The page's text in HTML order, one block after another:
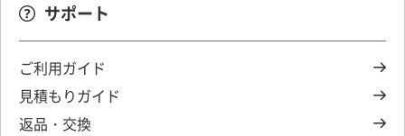
サポート
ご利用ガイド
見積もりガイド
返品・交換